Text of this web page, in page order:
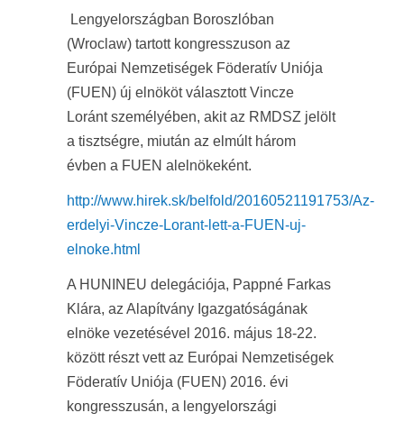
Lengyelországban Boroszlóban
(Wroclaw) tartott kongresszuson az
Európai Nemzetiségek Föderatív Uniója
(FUEN) új elnököt választott Vincze
Loránt személyében, akit az RMDSZ jelölt
a tisztségre, miután az elmúlt három
évben a FUEN alelnökeként.
http://www.hirek.sk/belfold/20160521191753/Az-
erdelyi-Vincze-Lorant-lett-a-FUEN-uj-
elnoke.html
A HUNINEU delegációja, Pappné Farkas
Klára, az Alapítvány Igazgatóságának
elnöke vezetésével 2016. május 18-22.
között részt vett az Európai Nemzetiségek
Föderatív Uniója (FUEN) 2016. évi
kongresszusán, a lengyelországi